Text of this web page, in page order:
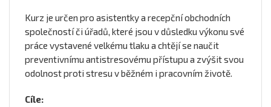
Kurz je určen pro asistentky a recepční obchodních
společností či úřadů, které jsou v důsledku výkonu své
práce vystavené velkému tlaku a chtějí se naučit
preventivnímu antistresovému přístupu a zvýšit svou
odolnost proti stresu v běžném i pracovním životě.
Cíle: